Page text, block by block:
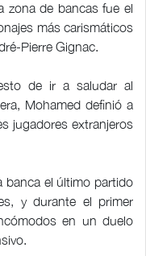
zona de bancas fue el
más carismáticos
Pierre Gignac.
de ir a saludar al
Mohamed definió a
jugadores extranjeros
banca el último partido
y durante el primer
en un duelo